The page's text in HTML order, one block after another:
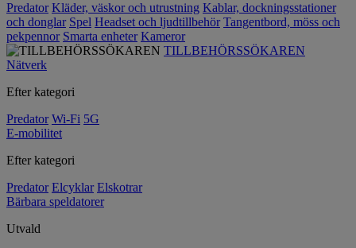
Predator Kläder, väskor och utrustning Kablar, dockningsstationer
och donglar Spel Headset och ljudtillbehör Tangentbord, möss och
pekpennor Smarta enheter Kameror
TILLBEHÖRSSÖKAREN
Nätverk
Efter kategori
Predator Wi-Fi 5G
E-mobilitet
Efter kategori
Predator Elcyklar Elskotrar
Bärbara speldatorer
Utvald